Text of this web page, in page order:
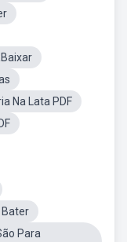
Na Lata PDF
Bater
Para